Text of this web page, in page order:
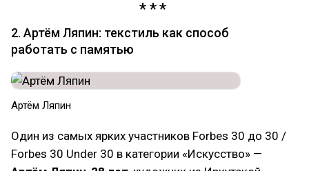
2. Артём Ляпин: текстиль как способ
работать с памятью
Артём Ляпин
Один из самых ярких участников Forbes 30 до 30 /
Forbes 30 Under 30 в категории «Искусство» —